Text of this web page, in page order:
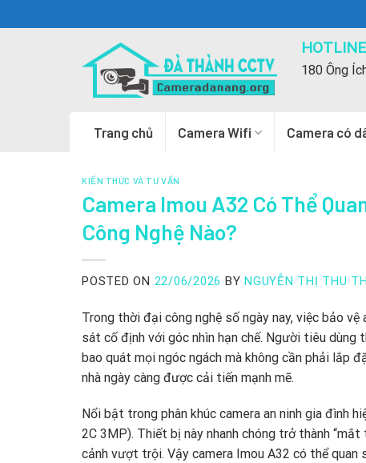
to
180 Ông
Trang chủ Camera Wifi Camera có
KIẾN THỨC VÀ TƯ VẤN
Camera Imou A32 Có Thể
Công Nghệ Nào?
POSTED ON 22/06/2026 BY NGUYỄN THỊ THU
Trong thời đại công nghệ số ngày nay, việc bảo
sát cố định với góc nhìn hạn chế. Người tiêu dùng
bao quát mọi ngóc ngách mà không cần phải lắp
nhà ngày càng được cải tiến mạnh mẽ.
Nổi bật trong phân khúc camera an ninh gia đình
2C 3MP). Thiết bị này nhanh chóng trở thành
cảnh vượt trội. Vậy camera Imou A32 có thể quan